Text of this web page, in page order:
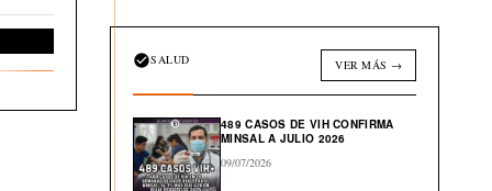
SALUD VER MÁS →
489 CASOS DE VIH CONFIRMA
MINSAL A JULIO 2026
09/07/2026